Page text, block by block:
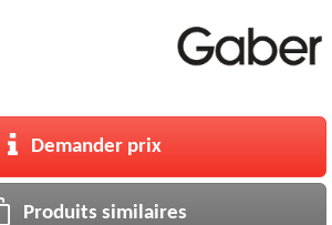
Demander prix
Produits similaires